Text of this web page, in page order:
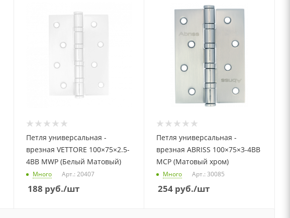
Петля универсальная -
врезная VETTORE 100×75×2.5-
4BB MWP (Белый Матовый)
Много Арт.: 20407
188 руб./шт
Петля универсальная -
врезная ABRISS 100×75×3-4BB
MCP (Матовый хром)
Много Арт.: 30085
254 руб./шт